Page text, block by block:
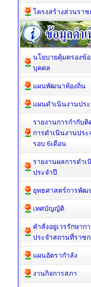
โครงสร้างส่วนราช
นโยบายคุ้มครองข้
บุคคล
แผนพัฒนาท้องถิ่น
แผนดำเนินงานปร
รายงานการกำกับติ
การดำเนินงานประ
รอบ 6เดือน
รายงานผลการดำเ
ประจำปี
ยุทธศาสตร์การพัฒ
เทศบัญญัติ
คำสั่งอยู่เวรรักษาก
ประจำสถานที่ราชก
แผนอัตรากำลัง
งานกิจการสภา